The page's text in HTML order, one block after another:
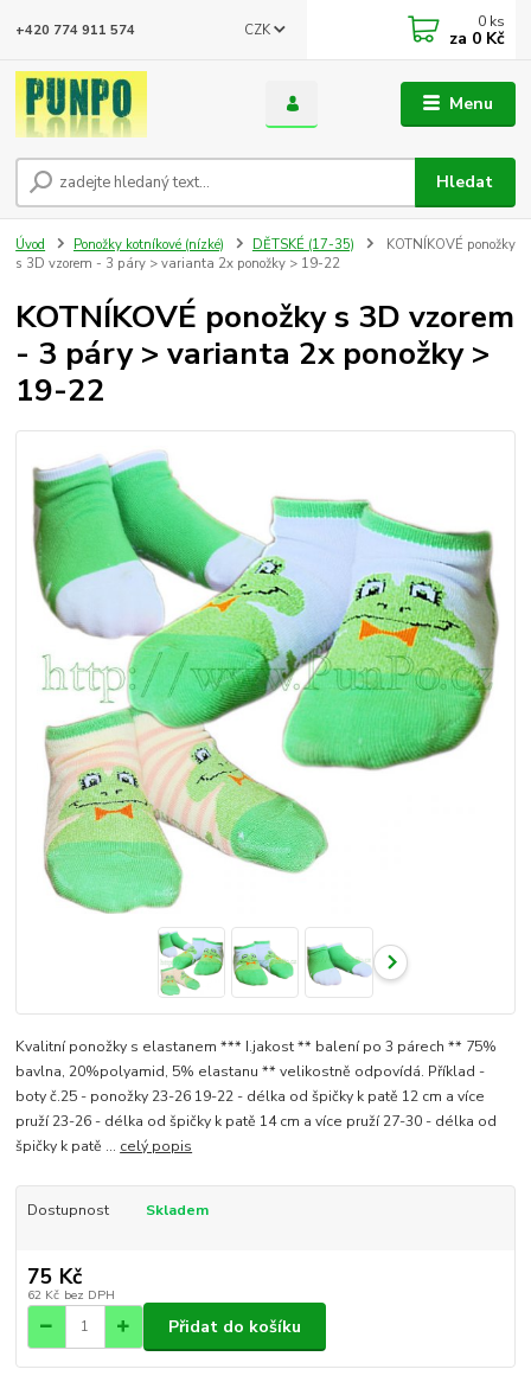
Menu
CZK
Hledat
+420 774 911 574 0 ks
za 0 Kč
Úvod Ponožky kotníkové (nízké) DĚTSKÉ (17-35)
KOTNÍKOVÉ ponožky
s 3D vzorem - 3 páry > varianta 2x ponožky > 19-22
KOTNÍKOVÉ ponožky s 3D vzorem
- 3 páry > varianta 2x ponožky >
19-22
Kvalitní ponožky s elastanem *** I.jakost ** balení po 3 párech ** 75%
bavlna, 20%polyamid, 5% elastanu ** velikostně odpovídá. Příklad -
boty č.25 - ponožky 23-26 19-22 - délka od špičky k patě 12 cm a více
pruží 23-26 - délka od špičky k patě 14 cm a více pruží 27-30 - délka od
špičky k patě ... celý popis
Dostupnost Skladem
75 Kč
62 Kč bez DPH
Přidat do košíku